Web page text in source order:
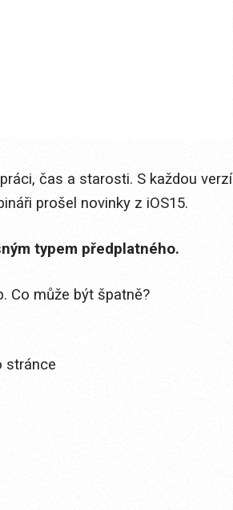
čas a starosti. S každou verzí
prošel novinky z iOS15.
typem předplatného.
Co může být špatně?
stránce